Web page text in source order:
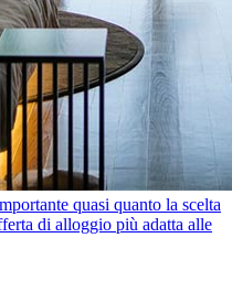
quasi quanto la scelta
di alloggio più adatta alle